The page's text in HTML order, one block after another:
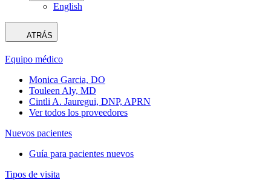
English
ATRÁS
Equipo médico
Monica Garcia, DO
Touleen Aly, MD
Cintli A. Jauregui, DNP, APRN
Ver todos los proveedores
Nuevos pacientes
Guía para pacientes nuevos
Tipos de visita